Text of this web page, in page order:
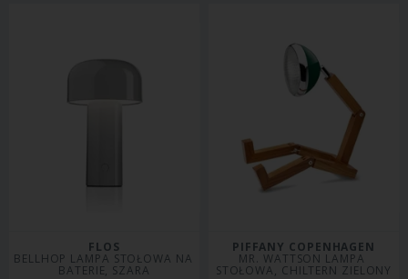
FLOS
BELLHOP LAMPA STOŁOWA NA
BATERIE, SZARA
PIFFANY COPENHAGEN
MR. WATTSON LAMPA
STOŁOWA, CHILTERN ZIELONY